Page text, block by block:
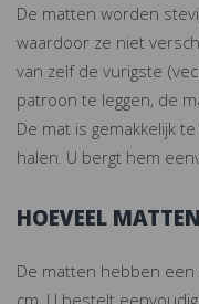
De matten worden
waardoor ze niet
van zelf de vurigste
patroon te leggen, de
De mat is gemakkelijk
halen. U bergt hem
HOEVEEL
De matten hebben